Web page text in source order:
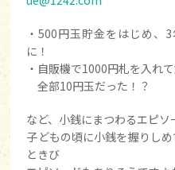
・500円玉貯金をはじめ、
に！
・自販機で1000円札を入れ
全部10円玉だった！？
など、小銭にまつわるエピソ
子どもの頃に小銭を握りし
ときび